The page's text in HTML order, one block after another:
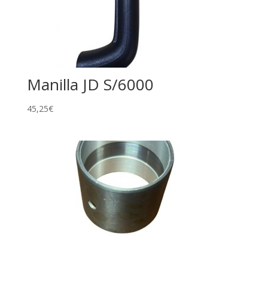
Manilla JD S/6000
45,25€